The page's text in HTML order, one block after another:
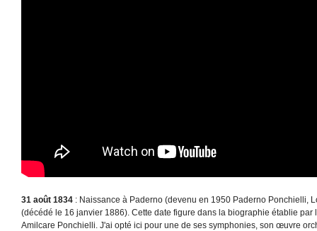
31 août 1834 : Naissance à Paderno (devenu en 1950 Paderno Ponchielli,
(décédé le 16 janvier 1886). Cette date figure dans la biographie établie par
Amilcare Ponchielli. J'ai opté ici pour une de ses symphonies, son œuvre